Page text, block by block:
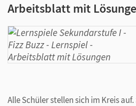
Arbeitsblatt mit
Alle Schüler stellen sich im Kreis auf.